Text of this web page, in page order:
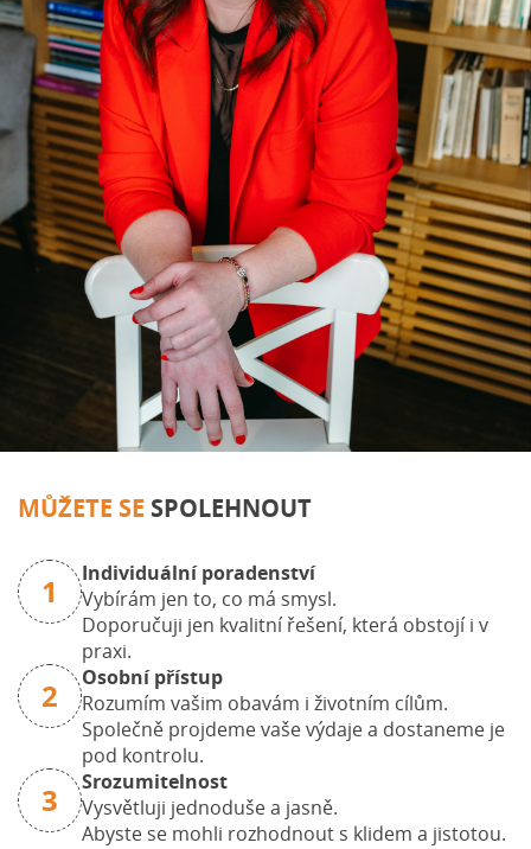
MŮŽETE SE SPOLEHNOUT
1
Individuální poradenství
Vybírám jen to, co má smysl.
Doporučuji jen kvalitní řešení, která obstojí i v
praxi.
2
Osobní přístup
Rozumím vašim obavám i životním cílům.
Společně projdeme vaše výdaje a dostaneme je
pod kontrolu.
3
Srozumitelnost
Vysvětluji jednoduše a jasně.
Abyste se mohli rozhodnout s klidem a jistotou.